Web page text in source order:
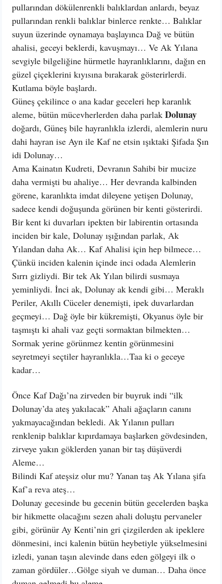
pullarından dökülenrenkli balıklardan anlardı, beyaz
pullarından renkli balıklar binlerce renkte… Balıklar
suyun üzerinde oynamaya başlayınca Dağ ve bütün
ahalisi, geceyi beklerdi, kavuşmayı… Ve Ak Yılana
sevgiyle bilgeliğine hürmetle hayranlıklarını, dağın en
güzel çiçeklerini kıyısına bırakarak gösterirlerdi.
Kutlama böyle başlardı.
Güneş çekilince o ana kadar geceleri hep karanlık
aleme, bütün mücevherlerden daha parlak Dolunay
doğardı, Güneş bile hayranlıkla izlerdi, alemlerin nuru
dahi hayran ise Ayn ile Kaf ne etsin ışıktaki Şifada Şın
idi Dolunay…
Ama Kainatın Kudreti, Devranın Sahibi bir mucize
daha vermişti bu ahaliye… Her devranda kalbinden
görene, karanlıkta imdat dileyene yetişen Dolunay,
sadece kendi doğuşunda görünen bir kenti gösterirdi.
Bir kent ki duvarları ipekten bir labirentin ortasında
inciden bir kale, Dolunay ışığından parlak, Ak
Yılandan daha Ak… Kaf Ahalisi için hep bilmece…
Çünkü inciden kalenin içinde inci odada Alemlerin
Sırrı gizliydi. Bir tek Ak Yılan bilirdi susmaya
yeminliydi. İnci ak, Dolunay ak kendi gibi… Meraklı
Periler, Akıllı Cüceler denemişti, ipek duvarlardan
geçmeyi… Dağ öyle bir kükremişti, Okyanus öyle bir
taşmıştı ki ahali vaz geçti sormaktan bilmekten…
Sormak yerine görünmez kentin görünmesini
seyretmeyi seçtiler hayranlıkla…Taa ki o geceye
kadar…
Önce Kaf Dağı’na zirveden bir buyruk indi “ilk
Dolunay’da ateş yakılacak” Ahali ağaçların canını
yakmayacağından bekledi. Ak Yılanın pulları
renklenip balıklar kıpırdamaya başlarken gövdesinden,
zirveye yakın göklerden yanan bir taş düşüverdi
Aleme…
Bilindi Kaf ateşsiz olur mu? Yanan taş Ak Yılana şifa
Kaf’a reva ateş…
Dolunay gecesinde bu gecenin bütün gecelerden başka
bir hikmette olacağını sezen ahali doluştu pervaneler
gibi, görünür Ay Kenti’nin gri çizgilerden ak ipeklere
dönmesini, inci kalenin bütün heybetiyle yükselmesini
izledi, yanan taşın alevinde dans eden gölgeyi ilk o
zaman gördüler…Gölge siyah ve duman… Daha önce